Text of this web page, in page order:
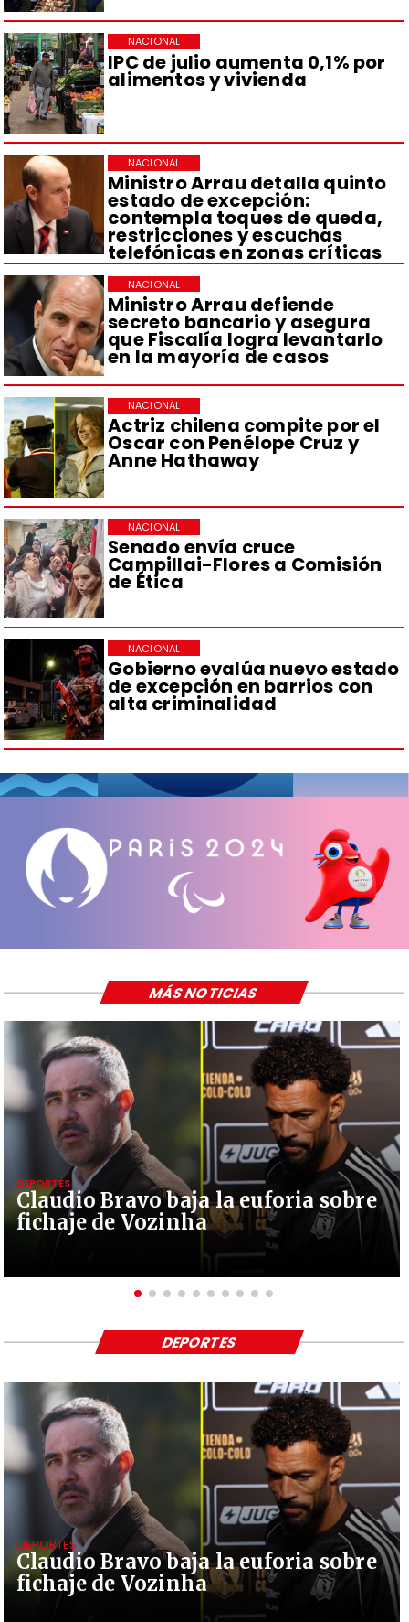
IPC de julio aumenta 0,1% por
alimentos y vivienda
NACIONAL
Ministro Arrau detalla quinto
estado de excepción:
contempla toques de queda,
restricciones y escuchas
telefónicas en zonas críticas
NACIONAL
Ministro Arrau defiende
secreto bancario y asegura
que Fiscalía logra levantarlo
en la mayoría de casos
NACIONAL
Actriz chilena compite por el
Oscar con Penélope Cruz y
Anne Hathaway
NACIONAL
Senado envía cruce
Campillai-Flores a Comisión
de Ética
NACIONAL
Gobierno evalúa nuevo estado
de excepción en barrios con
alta criminalidad
NACIONAL
Claudio Bravo baja la euforia sobre
fichaje de Vozinha
DEPORTES
MÁS NOTICIAS
Claudio Bravo baja la euforia sobre
fichaje de Vozinha
DEPORTES
DEPORTES